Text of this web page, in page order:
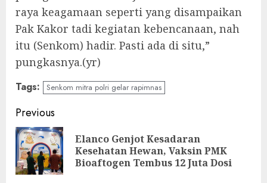
raya keagamaan seperti yang disampaikan
Pak Kakor tadi kegiatan kebencanaan, nah
itu (Senkom) hadir. Pasti ada di situ,”
pungkasnya.(yr)
Tags: Senkom mitra polri gelar rapimnas
Continue
Reading
Previous
Elanco Genjot Kesadaran
Kesehatan Hewan, Vaksin PMK
Bioaftogen Tembus 12 Juta Dosi